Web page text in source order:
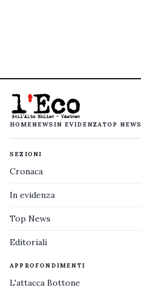
HOMENEWS IN EVIDENZATOP NEWS
SEZIONI
Cronaca
In evidenza
Top News
Editoriali
APPROFONDIMENTI
L'attacca Bottone